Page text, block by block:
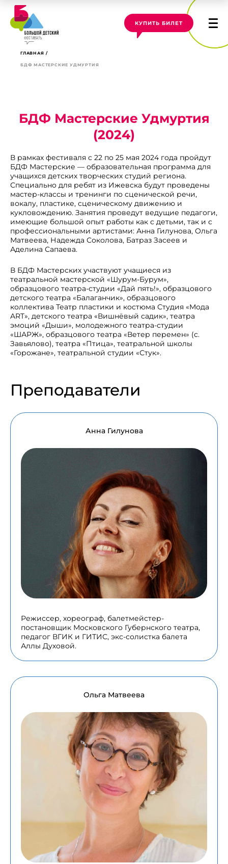
КУПИТЬ БИЛЕТ
ГЛАВНАЯ
БДФ МАСТЕРСКИЕ УДМУРТИЯ
БДФ Мастерские Удмуртия
(2024)
В рамках фестиваля с 22 по 25 мая 2024 года пройдут
БДФ Мастерские — образовательная программа для
учащихся детских творческих студий региона.
Специально для ребят из Ижевска будут проведены
мастер-классы и тренинги по сценической речи,
вокалу, пластике, сценическому движению и
кукловождению. Занятия проведут ведущие педагоги,
имеющие большой опыт работы как с детьми, так и с
профессиональными артистами: Анна Гилунова, Ольга
Матвеева, Надежда Соколова, Батраз Засеев и
Аделина Сапаева.
В БДФ Мастерских участвуют учащиеся из
театральной мастерской «Шурум-Бурум»,
образцового театра-студии «Дай пять!», образцового
детского театра «Балаганчик», образцового
коллектива Театр пластики и костюма Студия «Мода
ART», детского театра «Вишнёвый садик», театра
эмоций «Дыши», молодежного театра-студии
«ШАРЖ», образцового театра «Ветер перемен» (с.
Завьялово), театра «Птица», театральной школы
«Горожане», театральной студии «Стук».
Преподаватели
Анна Гилунова
Режиссер, хореограф, балетмейстер-
постановщик Московского Губернского театра,
педагог ВГИК и ГИТИС, экс-солистка балета
Аллы Духовой.
Ольга Матвеева